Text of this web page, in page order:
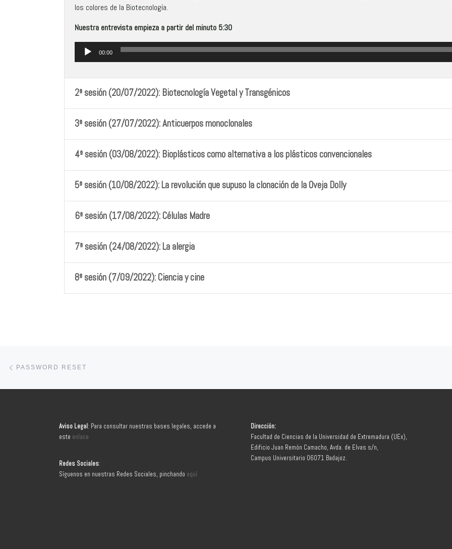
los colores de la Biotecnología.
Nuestra entrevista empieza a partir del minuto 5:30
Reproductor
de
00:00
2ª sesión (20/07/2022): Biotecnología Vegetal y Transgénicos
3ª sesión (27/07/2022): Anticuerpos monoclonales
4ª sesión (03/08/2022): Bioplásticos como alternativa a los plásticos convencionales
5ª sesión (10/08/2022): La revolución que supuso la clonación de la Oveja Dolly
6ª sesión (17/08/2022): Células Madre
7ª sesión (24/08/2022): La alergia
8ª sesión (7/09/2022): Ciencia y cine
Navegación de entradas
PASSWORD RESET
Aviso Legal: Para consultar nuestras bases legales, accede a
este enlace
Redes Sociales:
Síguenos en nuestras Redes Sociales, pinchando aquí
Dirección:
Facultad de Ciencias de la Universidad de Extremadura (UEx),
Edificio Juan Remón Camacho, Avda. de Elvas s/n,
Campus Universitario 06071 Badajoz.